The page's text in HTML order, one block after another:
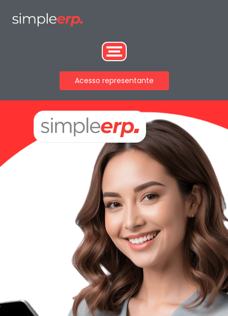
Acesso representante